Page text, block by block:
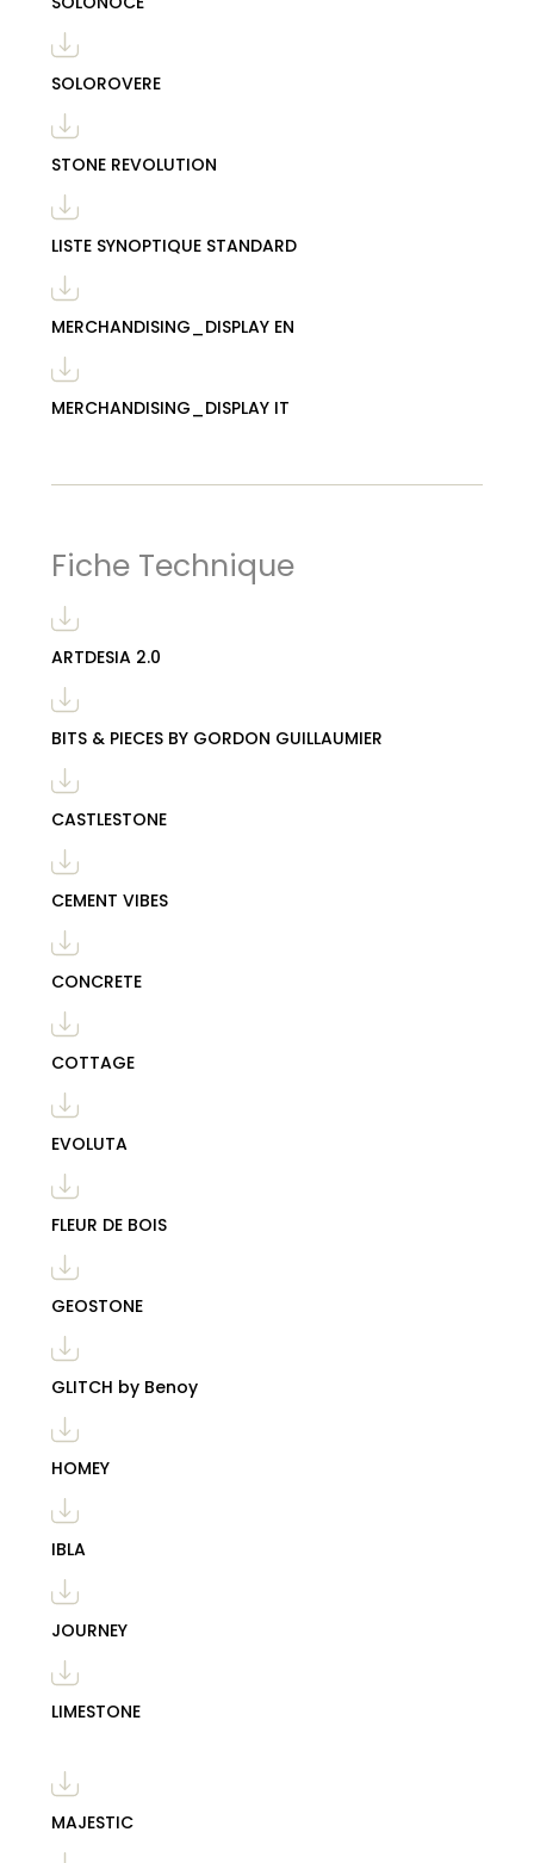
SOLOROVERE
STONE REVOLUTION
LISTE SYNOPTIQUE STANDARD
MERCHANDISING_DISPLAY EN
MERCHANDISING_DISPLAY IT
Fiche Technique
ARTDESIA 2.0
BITS & PIECES BY GORDON GUILLAUMIER
CASTLESTONE
CEMENT VIBES
CONCRETE
COTTAGE
EVOLUTA
FLEUR DE BOIS
GEOSTONE
GLITCH by Benoy
HOMEY
IBLA
JOURNEY
LIMESTONE
MAJESTIC